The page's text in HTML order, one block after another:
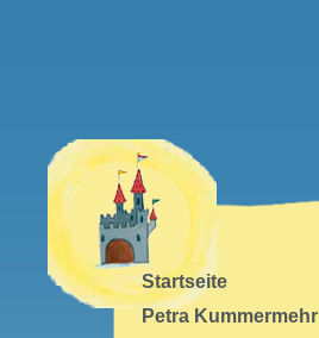
Startseite
Petra Kummermehr